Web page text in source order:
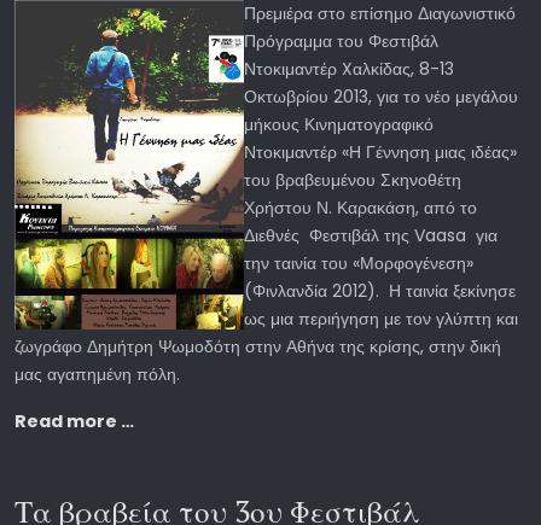
Πρεμιέρα στο επίσημο Διαγωνιστικό
Πρόγραμμα του Φεστιβάλ
Ντοκιμαντέρ Xαλκίδας, 8-13
Οκτωβρίου 2013, για το νέο μεγάλου
μήκους Κινηματογραφικό
Ντοκιμαντέρ «Η Γέννηση μιας ιδέας»
του βραβευμένου Σκηνοθέτη
Χρήστου Ν. Καρακάση, από το
Διεθνές Φεστιβάλ της Vaasa για
την ταινία του «Μορφογένεση»
(Φινλανδία 2012). Η ταινία ξεκίνησε
ως μια περιήγηση με τον γλύπτη και
ζωγράφο Δημήτρη Ψωμοδότη στην Αθήνα της κρίσης, στην δική
μας αγαπημένη πόλη.
Read more …
Τα βραβεία του 3ου Φεστιβάλ